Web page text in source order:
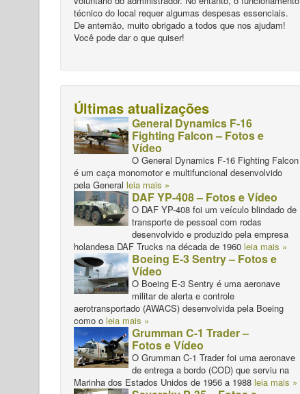
técnico do local requer algumas despesas essenciais.
De antemão, muito obrigado a todos que nos ajudam!
Você pode dar o que quiser!
Últimas atualizações
General Dynamics F-16
Fighting Falcon – Fotos e
Vídeo
O General Dynamics F-16 Fighting Falcon
é um caça monomotor e multifuncional desenvolvido
pela General leia mais »
DAF YP-408 – Fotos e Vídeo
O DAF YP-408 foi um veículo blindado de
transporte de pessoal com rodas
desenvolvido e produzido pela empresa
holandesa DAF Trucks na década de 1960 leia mais »
Boeing E-3 Sentry – Fotos e
Vídeo
O Boeing E-3 Sentry é uma aeronave
militar de alerta e controle
aerotransportado (AWACS) desenvolvida pela Boeing
como o leia mais »
Grumman C-1 Trader –
Fotos e Vídeo
O Grumman C-1 Trader foi uma aeronave
de entrega a bordo (COD) que serviu na
Marinha dos Estados Unidos de 1956 a 1988 leia mais »